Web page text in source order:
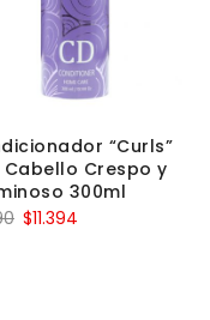
“Curls”
Crespo y
300ml
$11.394